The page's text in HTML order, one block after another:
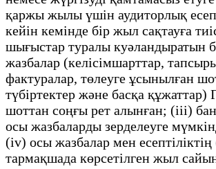
қаржы жылы үшін аудиторлық
кейін кемінде бір жыл сақтауға
шығыстар туралы куәландыратын
жазбалар (келісімшарттар,
фактуралар, төлеуге ұсынылған
түбіртектер және басқа құжаттар)
шоттан соңғы рет алынған; (iii)
осы жазбаларды зерделеуге
(iv) осы жазбалар мен есептіліктің
тармақшада көрсетілген жыл